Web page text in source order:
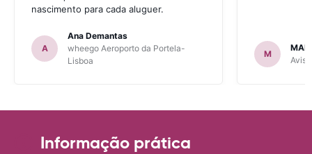
nascimento para cada aluguer.
A
Ana Demantas
wheego Aeroporto da Portela-
Lisboa
M
Avis
Informação prática